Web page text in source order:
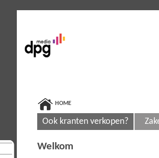
HOME
Ook kranten verkopen?
Welkom